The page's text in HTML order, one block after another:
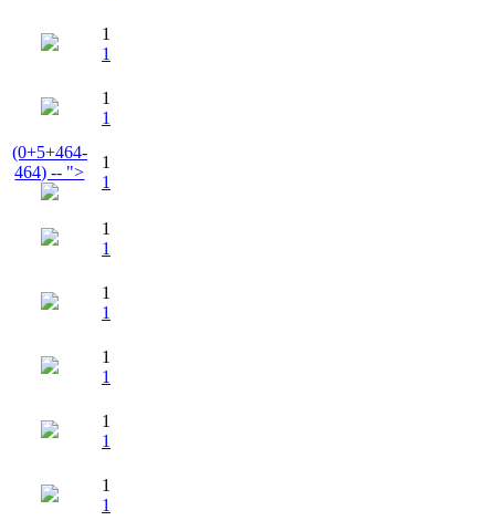
1
1
1
1
(0+5+464-
464) -- ">
1
1
1
1
1
1
1
1
1
1
1
1